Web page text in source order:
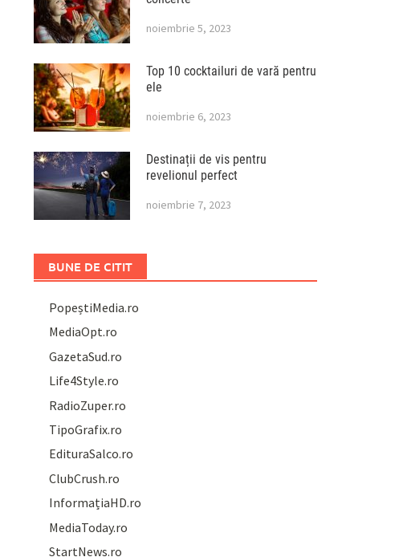
noiembrie 5, 2023
Top 10 cocktailuri de vară pentru
ele
noiembrie 6, 2023
Destinații de vis pentru
revelionul perfect
noiembrie 7, 2023
BUNE DE CITIT
PopeștiMedia.ro
MediaOpt.ro
GazetaSud.ro
Life4Style.ro
RadioZuper.ro
TipoGrafix.ro
EdituraSalco.ro
ClubCrush.ro
InformațiaHD.ro
MediaToday.ro
StartNews.ro